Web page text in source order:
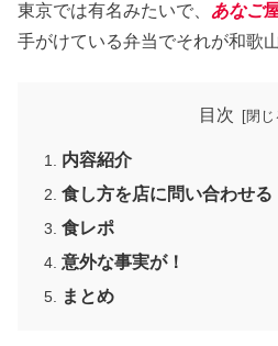
東京では有名みたいで、 あなご
手がけている弁当でそれが和歌
目次
内容紹介
食し方を店に問い合わせる
食レポ
意外な事実が！
まとめ